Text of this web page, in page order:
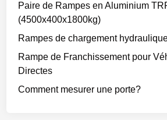
Paire de Rampes en Aluminium
(4500x400x1800kg)
Rampes de chargement
Rampe de Franchissement pour
Directes
Comment mesurer une porte?